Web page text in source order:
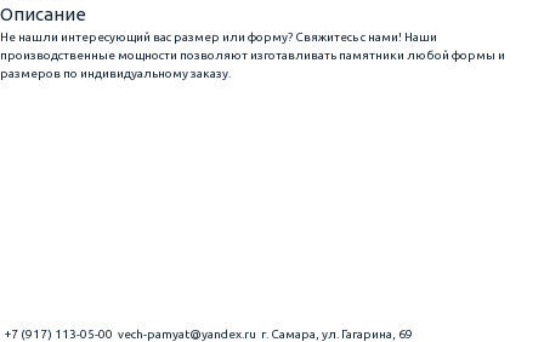
Описание
Не нашли интересующий вас размер или форму? Свяжитесь с нами! Наши
производственные мощности позволяют изготавливать памятники любой формы и
размеров по индивидуальному заказу.
+7 (917) 113-05-00 vech-pamyat@yandex.ru г. Самара, ул. Гагарина, 69